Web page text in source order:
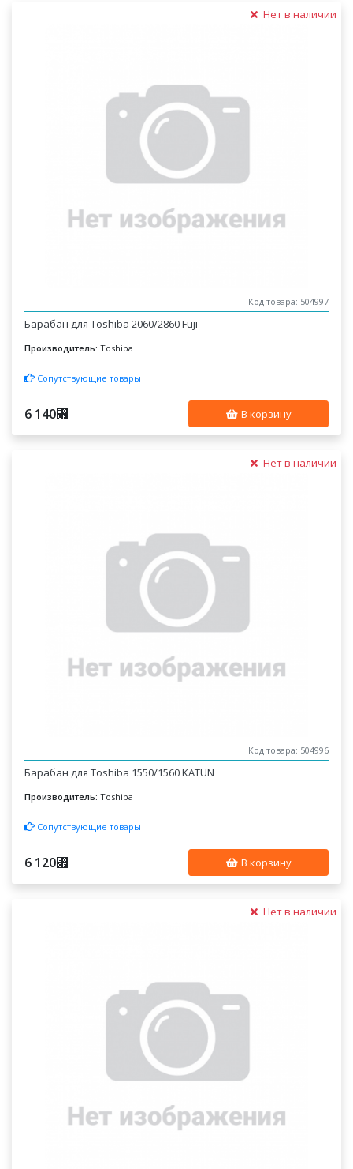
Нет в наличии
Код товара: 504997
Барабан для Toshiba 2060/2860 Fuji
Производитель: Toshiba
Сопутствующие товары
6 140⃏ В корзину
Нет в наличии
Код товара: 504996
Барабан для Toshiba 1550/1560 KATUN
Производитель: Toshiba
Сопутствующие товары
6 120⃏ В корзину
Нет в наличии